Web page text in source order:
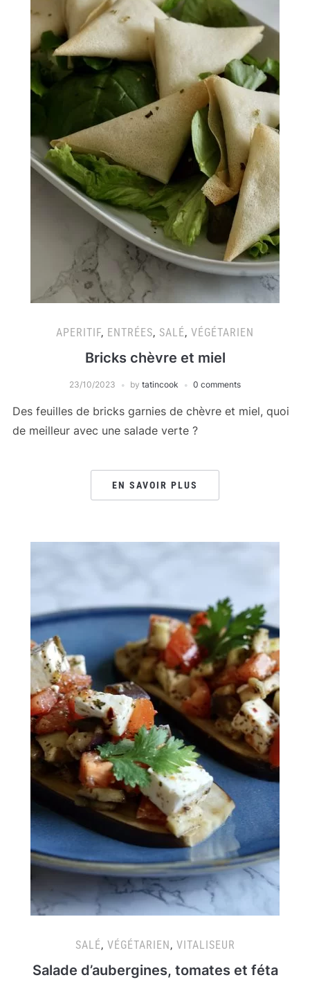
APERITIF, ENTRÉES, SALÉ, VÉGÉTARIEN
Bricks chèvre et miel
23/10/2023 by tatincook 0 comments
Des feuilles de bricks garnies de chèvre et miel, quoi
de meilleur avec une salade verte ?
EN SAVOIR PLUS
SALÉ, VÉGÉTARIEN, VITALISEUR
Salade d’aubergines, tomates et féta